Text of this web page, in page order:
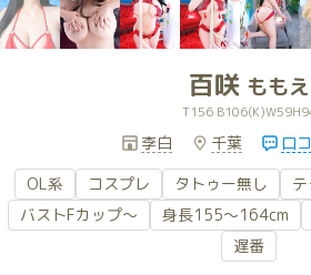
百咲 ももえ
T156
李白 千葉 口
OL系 コスプレ タトゥー無し
バストFカップ～
身長155～164cm
遅番